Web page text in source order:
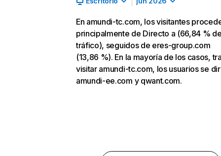
En amundi-tc.com, los visitantes
principalmente de Directo a (66,84 %
tráfico), seguidos de eres-group.com
(13,86 %). En la mayoría de los casos,
visitar amundi-tc.com, los usuarios se
amundi-ee.com y qwant.com.